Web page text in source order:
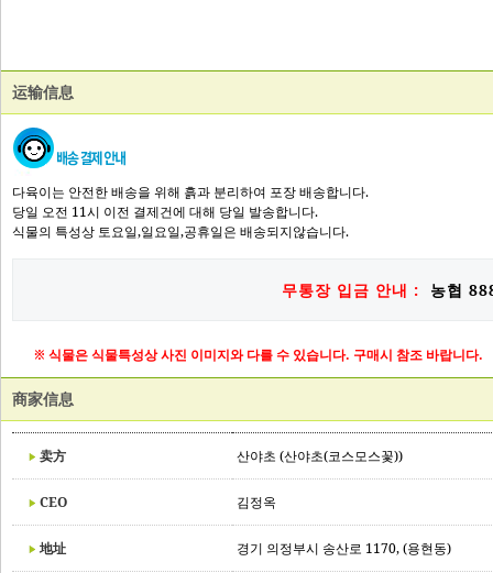
运输信息
다육이는 안전한 배송을 위해 흙과 분리하여 포장 배송합니다.
당일 오전 11시 이전 결제건에 대해 당일 발송합니다.
식물의 특성상 토요일,일요일,공휴일은 배송되지않습니다.
무통장 입금 안내 : 농협
※ 식물은 식물특성상 사진 이미지와 다를 수 있습니다. 구매시 참조 바랍니다.
商家信息
卖方 산야초 (산야초(코스모스꽃))
CEO 김정옥
地址 경기 의정부시 송산로 1170, (용현동)